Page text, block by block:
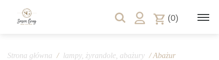
(0)
Strona główna / lampy, żyrandole, abażury / Abażur